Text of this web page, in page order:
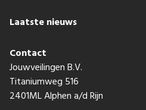
Laatste nieuws
Contact
Jouwveilingen B.V.
Titaniumweg 516
2401ML Alphen a/d Rijn